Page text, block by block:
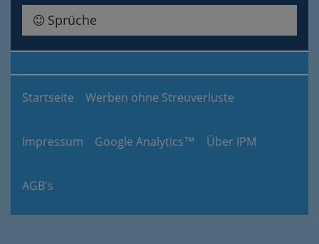
Sprüche
Startseite Werben ohne Streuverluste
Impressum Google Analytics™ Über IPM
AGB's